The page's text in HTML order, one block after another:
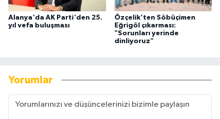
Alanya'da AK Parti'den 25.
yıl vefa buluşması
Özçelik’ten Söbüçimen
Eğrigöl çıkarması:
"Sorunları yerinde
dinliyoruz"
Yorumlar